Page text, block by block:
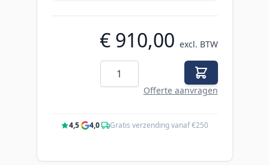
€ 910,00 excl. BTW
Aantal
Offerte aanvragen
4,5· 4,0· Gratis verzending vanaf €250